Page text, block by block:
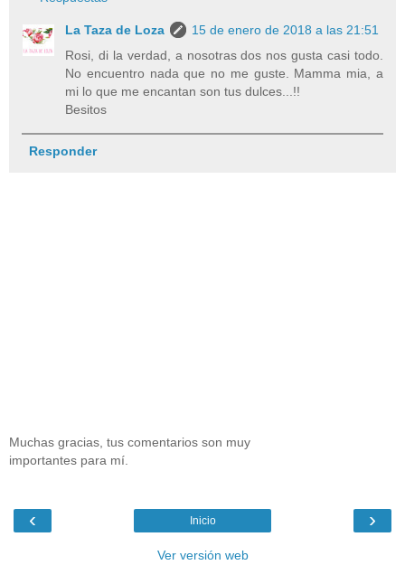
La Taza de Loza
15 de enero de 2018 a las 21:51
Rosi, di la verdad, a nosotras dos nos gusta casi todo.
No encuentro nada que no me guste. Mamma mia, a
mi lo que me encantan son tus dulces...!!
Besitos
Responder
Muchas gracias, tus comentarios son muy
importantes para mí.
‹ ›
Inicio
Ver versión web